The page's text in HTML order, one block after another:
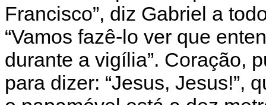
Francisco”, diz Gabriel a
“Vamos fazê-lo ver que
durante a vigília”. Coração,
para dizer: “Jesus, Jesus!”,